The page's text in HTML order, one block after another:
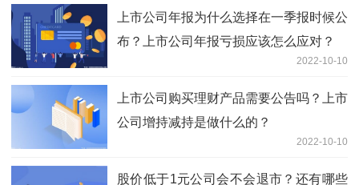
上市公司年报为什么选择在一季报时候公
布？上市公司年报亏损应该怎么应对？
2022-10-10
上市公司购买理财产品需要公告吗？上市
公司增持减持是做什么的？
2022-10-10
股价低于1元公司会不会退市？还有哪些